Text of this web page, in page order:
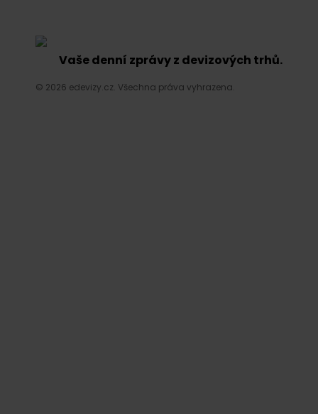
Vaše denní zprávy z devizových trhů.
© 2026 edevizy.cz. Všechna práva vyhrazena.